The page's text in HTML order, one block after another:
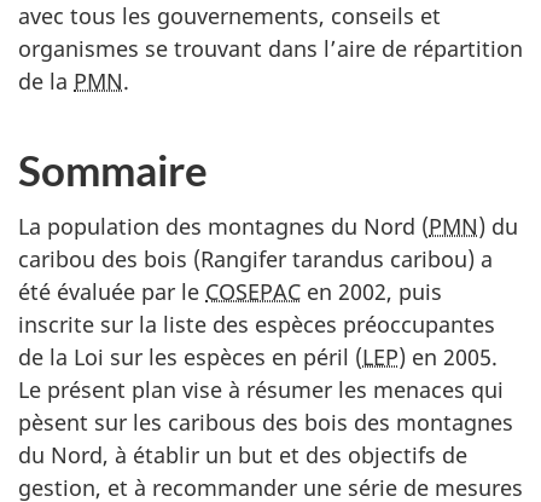
avec tous les gouvernements, conseils et
organismes se trouvant dans l’aire de répartition
de la PMN.
Sommaire
La population des montagnes du Nord (PMN) du
caribou des bois (Rangifer tarandus caribou) a
été évaluée par le COSEPAC en 2002, puis
inscrite sur la liste des espèces préoccupantes
de la Loi sur les espèces en péril (LEP) en 2005.
Le présent plan vise à résumer les menaces qui
pèsent sur les caribous des bois des montagnes
du Nord, à établir un but et des objectifs de
gestion, et à recommander une série de mesures